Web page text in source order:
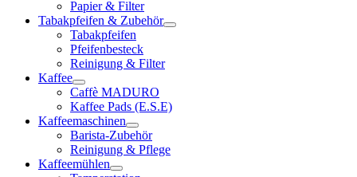
Papier & Filter
Tabakpfeifen & Zubehör
Tabakpfeifen
Pfeifenbesteck
Reinigung & Filter
Kaffee
Caffè MADURO
Kaffee Pads (E.S.E)
Kaffeemaschinen
Barista-Zubehör
Reinigung & Pflege
Kaffeemühlen